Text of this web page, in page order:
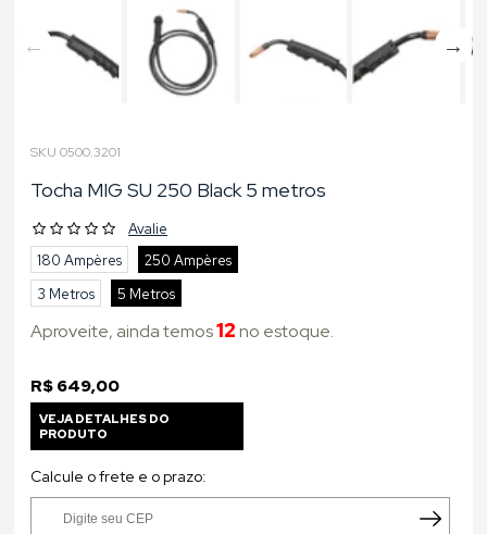
SKU 0500.3201
Tocha MIG SU 250 Black 5 metros
Avalie
180 Ampères
250 Ampères
3 Metros
5 Metros
Aproveite, ainda temos12no estoque.
R$ 649,00
VEJA DETALHES DO
PRODUTO
Calcule o frete e o prazo: